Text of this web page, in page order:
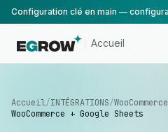
Accueil
Accueil/INTÉGRATIONS/WooCommerce
WooCommerce + Google Sheets